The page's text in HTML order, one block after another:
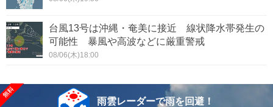
台風13号は沖縄・奄美に接近 線状降水帯発生の
可能性 暴風や高波などに厳重警戒
08/06(木)18:00
雨雲レーダーで雨を回避！